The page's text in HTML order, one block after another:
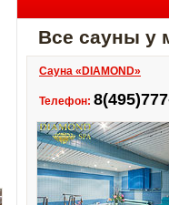
Все сауны у
Сауна «DIAMOND»
Телефон: